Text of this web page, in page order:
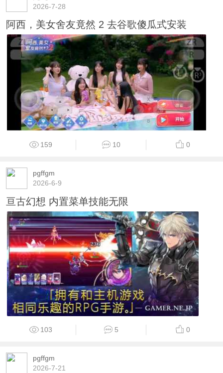
2026-7-28
阿西，美女舍友竟然 2 去谷歌傻瓜式安装
159 10 0
pgffgm
2026-6-9
亘古幻想 内置菜单技能无限
103 5 0
pgffgm
2026-7-21